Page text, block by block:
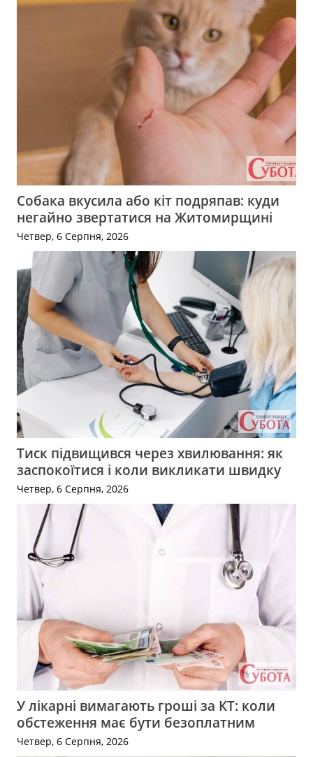
Собака вкусила або кіт подряпав: куди
негайно звертатися на Житомирщині
Четвер, 6 Серпня, 2026
Тиск підвищився через хвилювання: як
заспокоїтися і коли викликати швидку
Четвер, 6 Серпня, 2026
У лікарні вимагають гроші за КТ: коли
обстеження має бути безоплатним
Четвер, 6 Серпня, 2026